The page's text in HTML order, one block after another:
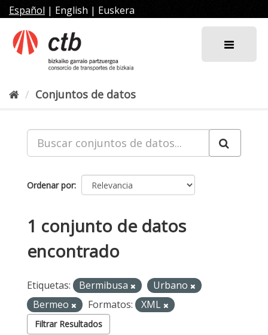
al
contenido
Español | English | Euskera
Conjuntos de datos
Ordenar por
1 conjunto de datos
encontrado
Etiquetas: Bermibusa
Urbano
Bermeo
Formatos: XML
Filtrar Resultados